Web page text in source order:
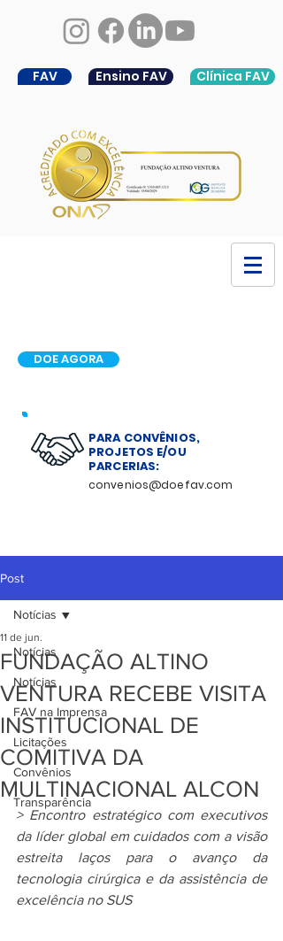
FAV Ensino FAV Clínica FAV
DOE AGORA
PARA CONVÊNIOS,
PROJETOS E/OU
PARCERIAS:
convenios@doefav.com
Post
Notícias
Notícias
FAV na Imprensa
Licitações
Convênios
Transparência
Notícias
FUNDAÇÃO ALTINO
VENTURA RECEBE VISITA
INSTITUCIONAL DE
COMITIVA DA
MULTINACIONAL ALCON
11 de jun.
> Encontro estratégico com executivos
da líder global em cuidados com a visão
estreita laços para o avanço da
tecnologia cirúrgica e da assistência de
excelência no SUS